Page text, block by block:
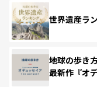
世界遺産ラ
地球の歩き
最新作『オ